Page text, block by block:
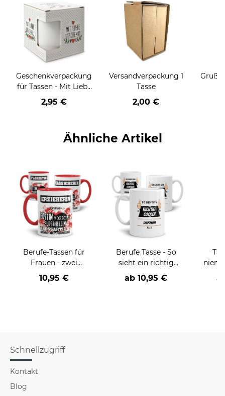
Geschenkverpackung
für Tassen - Mit Liebe
geschenkt
2,95 €
Versandverpackung 1
Tasse
2,00 €
Ähnliche Artikel
Berufe-Tassen für
Frauen - zwei
Farbvarianten
10,95 €
Berufe Tasse - So
sieht ein richtig
cooler -BERUF- aus
ab 10,95 €
Schnellzugriff
Kontakt
Blog